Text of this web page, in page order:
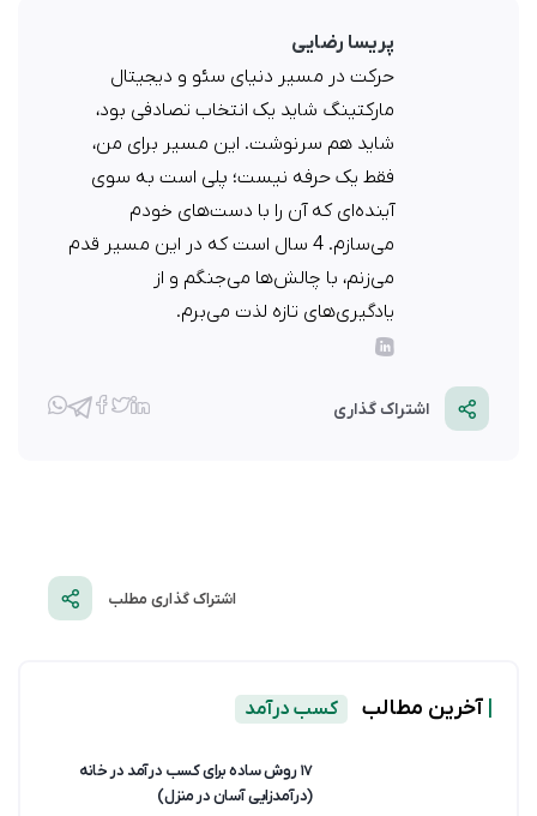
پریسا رضایی
حرکت در مسیر دنیای سئو و دیجیتال
مارکتینگ شاید یک انتخاب تصادفی بود،
شاید هم سرنوشت. این مسیر برای من،
فقط یک حرفه نیست؛ پلی است به سوی
آینده‌ای که آن را با دست‌های خودم
می‌سازم. 4 سال است که در این مسیر قدم
می‌زنم، با چالش‌ها می‌جنگم و از
یادگیری‌های تازه لذت می‌برم.
اشتراک گذاری
اشتراک گذاری مطلب
آخرین مطالب کسب درآمد
۱۷ روش ساده برای کسب درآمد در خانه
(درآمدزایی آسان در منزل)